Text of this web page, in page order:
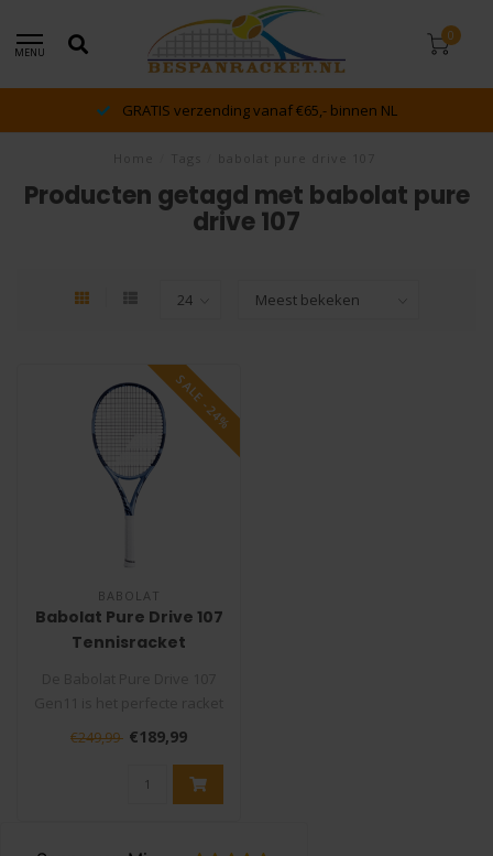
MENU
0
GRATIS verzending vanaf €65,- binnen NL
Producten getagd met babolat pure
drive 107
SALE -24%
BABOLAT
Babolat Pure Drive 107
Tennisracket
voor spelers die kracht e..
€249,99 €189,99